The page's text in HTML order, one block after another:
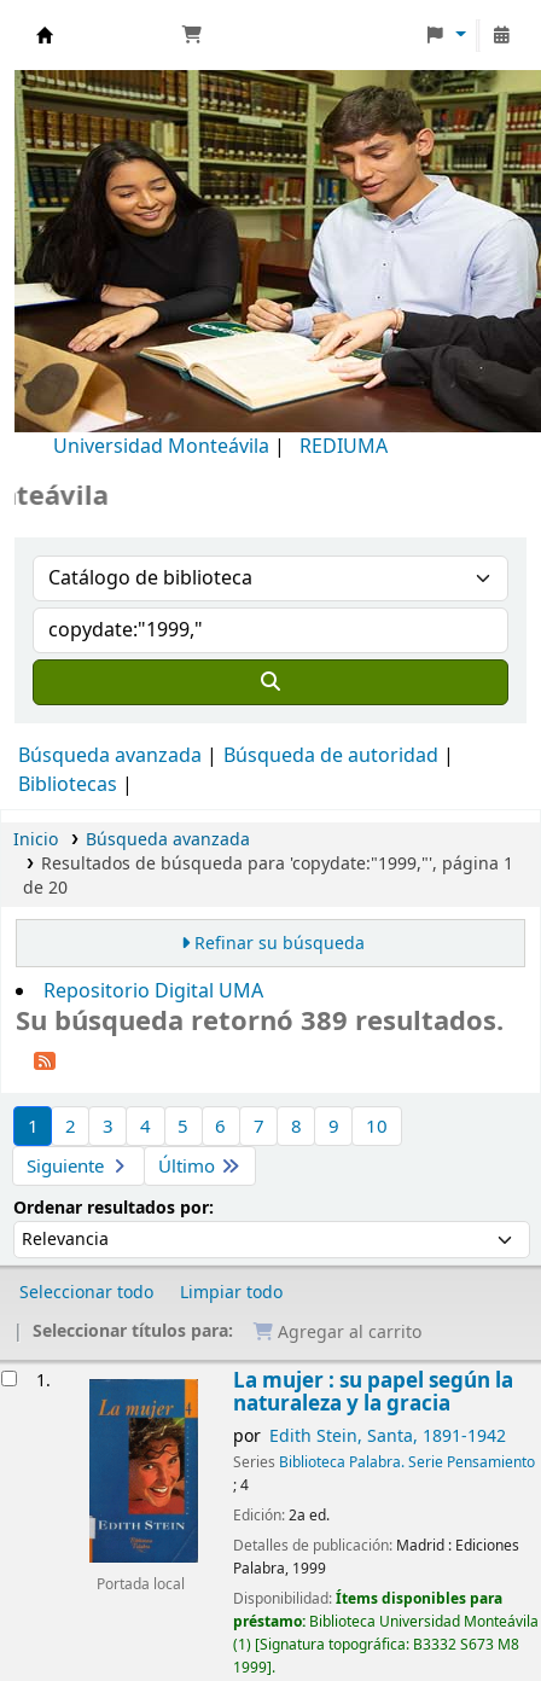
Biblioteca Universidad Monteávila
Universidad Monteávila | REDIUMA
Búsqueda avanzada
Búsqueda de autoridad
Bibliotecas
Inicio
Búsqueda avanzada
Resultados de búsqueda para 'copydate:"1999,"', página 1
de 20
Refinar su búsqueda
Repositorio Digital UMA
Su búsqueda retornó 389 resultados.
1 2 3 4 5 6 7 8 9
10
Siguiente
Último
Ordenar resultados por:
Seleccionar todo
Limpiar todo
Seleccionar títulos para:
Agregar al carrito
1.
Portada local
La mujer : su papel según la
naturaleza y la gracia
por Edith Stein, Santa, 1891-1942
Series Biblioteca Palabra. Serie Pensamiento
; 4
Edición:2a ed.
Detalles de publicación: Madrid : Ediciones
Palabra, 1999
Disponibilidad:Ítems disponibles para
préstamo: Biblioteca Universidad Monteávila
(1) Signatura topográfica: B3332 S673 M8
1999 .